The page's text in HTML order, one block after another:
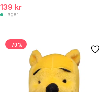
139 kr
I lager
-70%